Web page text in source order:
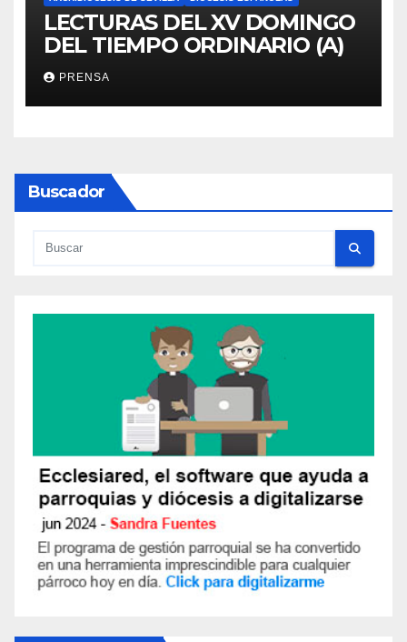
LECTURAS DEL XV DOMINGO
DEL TIEMPO ORDINARIO (A)
PRENSA
Buscador